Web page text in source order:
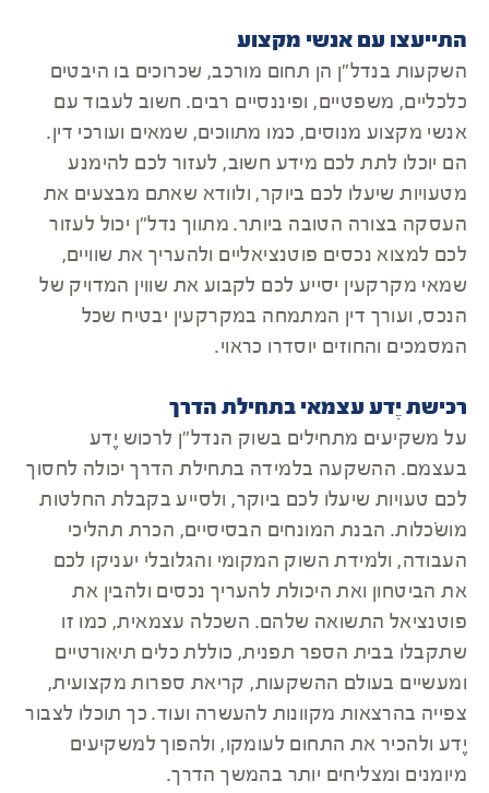
התייעצו עם אנשי מקצוע
השקעות בנדל"ן הן תחום מורכב, שכרוכים בו היבטים
כלכליים, משפטיים, ופיננסיים רבים. חשוב לעבוד עם
אנשי מקצוע מנוסים, כמו מתווכים, שמאים ועורכי דין.
הם יוכלו לתת לכם מידע חשוב, לעזור לכם להימנע
מטעויות שיעלו לכם ביוקר, ולוודא שאתם מבצעים את
העסקה בצורה הטובה ביותר. מתווך נדל"ן יכול לעזור
לכם למצוא נכסים פוטנציאליים ולהעריך את שוויים,
שמאי מקרקעין יסייע לכם לקבוע את שווין המדויק של
הנכס, ועורך דין המתמחה במקרקעין יבטיח שכל
המסמכים והחוזים יוסדרו כראוי.
רכישת יֶדע עצמאי בתחילת הדרך
על משקיעים מתחילים בשוק הנדל"ן לרכוש יֶדע
בעצמם. ההשקעה בלמידה בתחילת הדרך יכולה לחסוך
לכם טעויות שיעלו לכם ביוקר, ולסייע בקבלת החלטות
מושׂכלות. הבנת המונחים הבסיסיים, הכרת תהליכי
העבודה, ולמידת השוק המקומי והגלובלי יעניקו לכם
את הביטחון ואת היכולת להעריך נכסים ולהבין את
פוטנציאל התשואה שלהם. השכלה עצמאית, כמו זו
שתקבלו בבית הספר תפנית, כוללת כלים תיאורטיים
ומעשיים בעולם ההשקעות, קריאת ספרות מקצועית,
צפייה בהרצאות מקוונות להעשרה ועוד. כך תוכלו לצבור
יֶדע ולהכיר את התחום לעומקו, ולהפוך למשקיעים
מיומנים ומצליחים יותר בהמשך הדרך.